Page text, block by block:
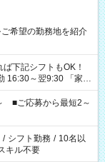
希望の勤務地を紹介
～翌9:30 「家族
の準備がしたい」
望を教えてください
週40時間を超える場
■ご応募から最短2～
/ シフト勤務 / 10名以
キル不要